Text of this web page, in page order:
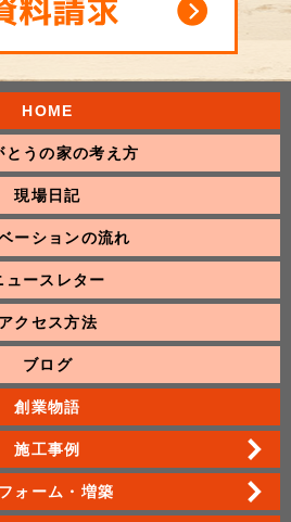
HOME
とうの家の考え方
現場日記
ーションの流れ
ュースレター
アクセス方法
ブログ
創業物語
施工事例
ォーム・増築